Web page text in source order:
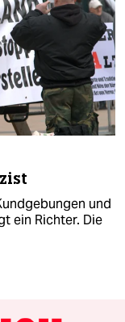
und
ein Richter. Die